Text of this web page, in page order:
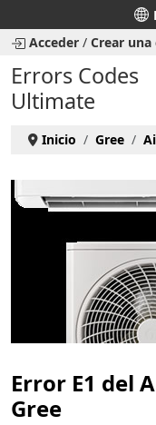
Seleccione su idioma
Acceder / Crear una
Errors Codes
Ultimate
Inicio Gree
Error E1 del
Gree